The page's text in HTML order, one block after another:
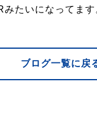
たいになってます
ブログ一覧に戻